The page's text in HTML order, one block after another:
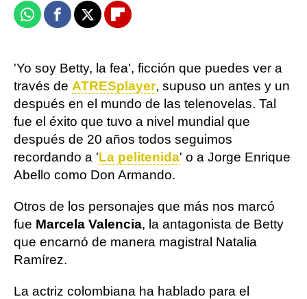
WhatsappFacebook
X Flipboard
'Yo soy Betty, la fea', ficción que puedes ver a
través de ATRESplayer, supuso un antes y un
después en el mundo de las telenovelas. Tal
fue el éxito que tuvo a nivel mundial que
después de 20 años todos seguimos
recordando a 'La pelitenida' o a Jorge Enrique
Abello como Don Armando.
Otros de los personajes que más nos marcó
fue Marcela Valencia, la antagonista de Betty
que encarnó de manera magistral Natalia
Ramírez.
La actriz colombiana ha hablado para el